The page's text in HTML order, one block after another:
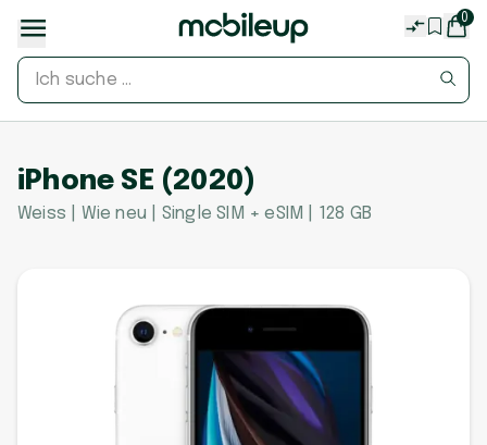
0
iPhone SE (2020)
Weiss | Wie neu | Single SIM + eSIM | 128 GB